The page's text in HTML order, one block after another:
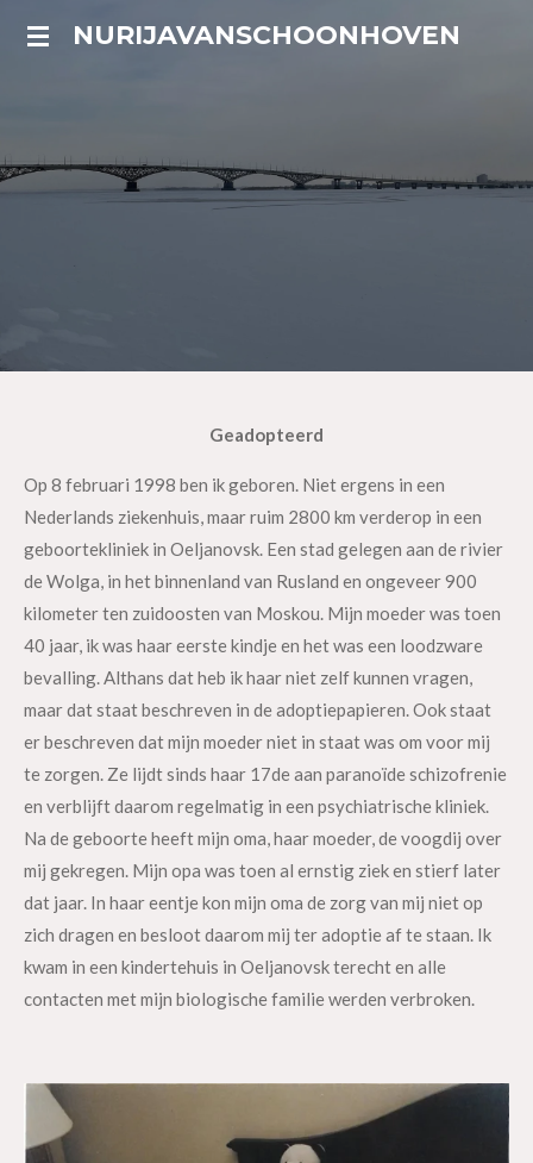
Ga
hoofdinhoud
NURIJAVANSCHOONHOVEN
Geadopteerd
Op 8 februari 1998 ben ik geboren. Niet ergens in een
Nederlands ziekenhuis, maar ruim 2800 km verderop in een
geboortekliniek in Oeljanovsk. Een stad gelegen aan de rivier
de Wolga, in het binnenland van Rusland en ongeveer 900
kilometer ten zuidoosten van Moskou. Mijn moeder was toen
40 jaar, ik was haar eerste kindje en het was een loodzware
bevalling. Althans dat heb ik haar niet zelf kunnen vragen,
maar dat staat beschreven in de adoptiepapieren. Ook staat
er beschreven dat mijn moeder niet in staat was om voor mij
te zorgen. Ze lijdt sinds haar 17de aan paranoïde schizofrenie
en verblijft daarom regelmatig in een psychiatrische kliniek.
Na de geboorte heeft mijn oma, haar moeder, de voogdij over
mij gekregen. Mijn opa was toen al ernstig ziek en stierf later
dat jaar. In haar eentje kon mijn oma de zorg van mij niet op
zich dragen en besloot daarom mij ter adoptie af te staan. Ik
kwam in een kindertehuis in Oeljanovsk terecht en alle
contacten met mijn biologische familie werden verbroken.